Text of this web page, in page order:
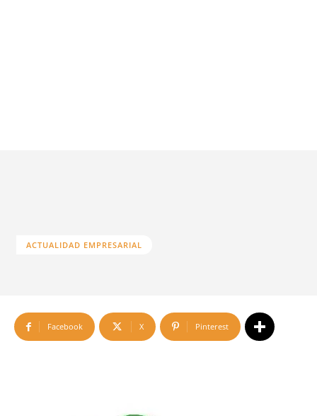
ACTUALIDAD EMPRESARIAL
Facebook X Pinterest